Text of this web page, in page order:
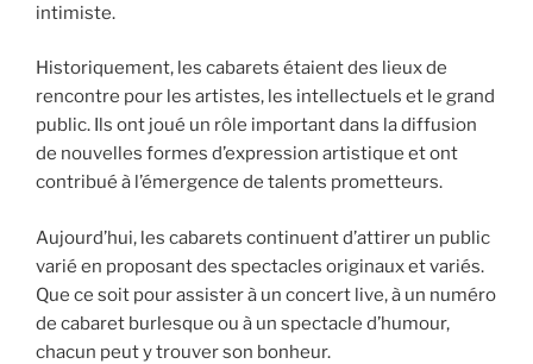
intimiste.
Historiquement, les cabarets étaient des lieux de
rencontre pour les artistes, les intellectuels et le grand
public. Ils ont joué un rôle important dans la diffusion
de nouvelles formes d’expression artistique et ont
contribué à l’émergence de talents prometteurs.
Aujourd’hui, les cabarets continuent d’attirer un public
varié en proposant des spectacles originaux et variés.
Que ce soit pour assister à un concert live, à un numéro
de cabaret burlesque ou à un spectacle d’humour,
chacun peut y trouver son bonheur.